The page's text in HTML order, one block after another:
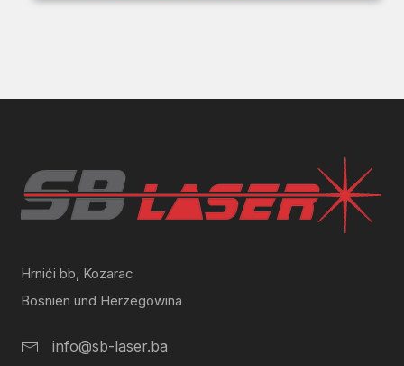
Hrnići bb, Kozarac
Bosnien und Herzegowina
info@sb-laser.ba